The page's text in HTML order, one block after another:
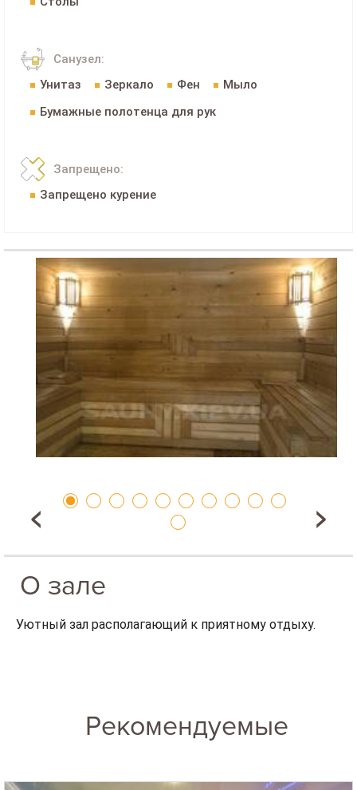
Санузел:
Унитаз
Зеркало Фен
Мыло
Бумажные полотенца для рук
Запрещено:
Запрещено курение
О зале
Уютный зал располагающий к приятному отдыху.
Рекомендуемые